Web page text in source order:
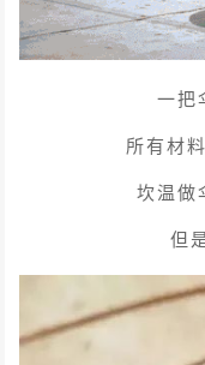
一把
所有材
坎温做
但